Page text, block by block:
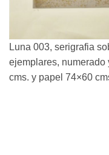
Luna 003, serigrafia
ejemplares,
cms. y papel 74×60